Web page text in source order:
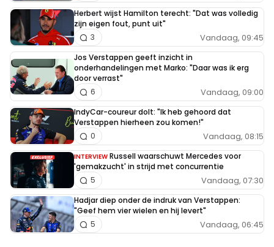
Herbert wijst Hamilton terecht: "Dat was volledig
zijn eigen fout, punt uit"
Vandaag, 09:45
3
Jos Verstappen geeft inzicht in
onderhandelingen met Marko: "Daar was ik erg
door verrast"
Vandaag, 09:00
6
IndyCar-coureur dolt: "Ik heb gehoord dat
Verstappen hierheen zou komen!"
Vandaag, 08:15
0
INTERVIEW Russell waarschuwt Mercedes voor
'gemakzucht' in strijd met concurrentie
Vandaag, 07:30
5
Hadjar diep onder de indruk van Verstappen:
"Geef hem vier wielen en hij levert"
Vandaag, 06:45
5